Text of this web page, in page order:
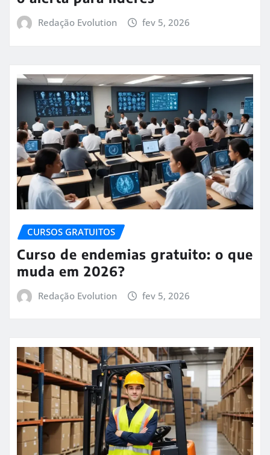
Redação Evolution fev 5, 2026
CURSOS GRATUITOS
Curso de endemias gratuito: o que
muda em 2026?
Redação Evolution fev 5, 2026